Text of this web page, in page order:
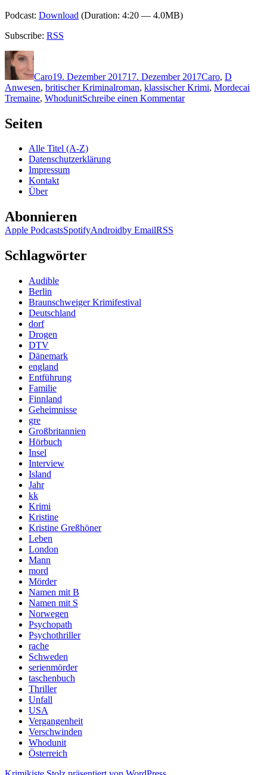
Podcast: Download (Duration: 4:20 — 4.0MB)
Subscribe: RSS
Autor
Caro19. Dezember 201717. Dezember 2017Caro, D
Anwesen, britischer Kriminalroman, klassischer Krimi, Mordecai
Tremaine, WhodunitSchreibe einen Kommentarzu
Seiten
Alle Titel (A-Z)
Datenschutzerklärung
Impressum
Kontakt
Über
Abonnieren
Apple PodcastsSpotifyAndroidby EmailRSS
Schlagwörter
Audible
Berlin
Braunschweiger Krimifestival
Deutschland
dorf
Drogen
DTV
Dänemark
england
Entführung
Familie
Finnland
Geheimnisse
gre
Großbritannien
Hörbuch
Insel
Interview
Island
Jahr
kk
Krimi
Kristine
Kristine Greßhöner
Leben
London
Mann
mord
Mörder
Namen mit B
Namen mit S
Norwegen
Psychopath
Psychothriller
rache
Schweden
serienmörder
taschenbuch
Thriller
Unfall
USA
Vergangenheit
Verschwinden
Whodunit
Österreich